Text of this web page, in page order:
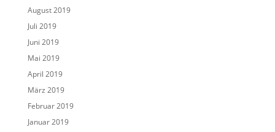
August 2019
Juli 2019
Juni 2019
Mai 2019
April 2019
März 2019
Februar 2019
Januar 2019